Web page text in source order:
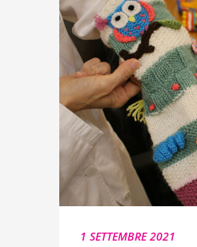
1 SETTEMBRE 2021